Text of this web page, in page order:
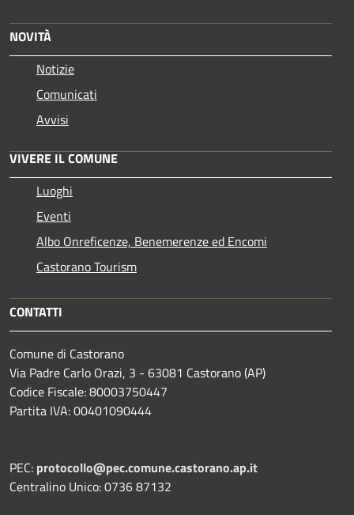
NOVITÀ
Notizie
Comunicati
Avvisi
VIVERE IL COMUNE
Luoghi
Eventi
Albo Onreficenze, Benemerenze ed Encomi
Castorano Tourism
CONTATTI
Comune di Castorano
Via Padre Carlo Orazi, 3 - 63081 Castorano (AP)
Codice Fiscale: 80003750447
Partita IVA: 00401090444
PEC: protocollo@pec.comune.castorano.ap.it
Centralino Unico: 0736 87132